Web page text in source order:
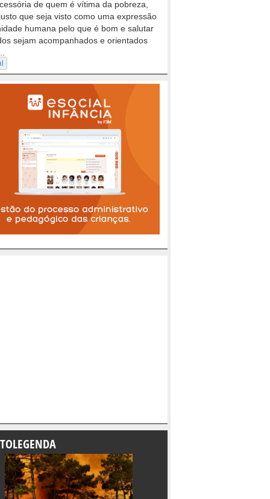
de quem é vítima da pobreza,
que seja visto como uma expressão
humana pelo que é bom e salutar
sejam acompanhados e orientados